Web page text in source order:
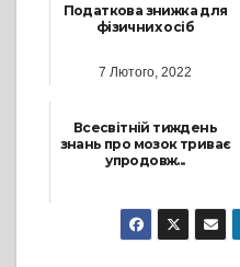
Податкова знижка для
фізичних осіб
7 Лютого, 2022
Всесвітній тиждень
знань про мозок триває
упродовж...
17 Березня, 2023